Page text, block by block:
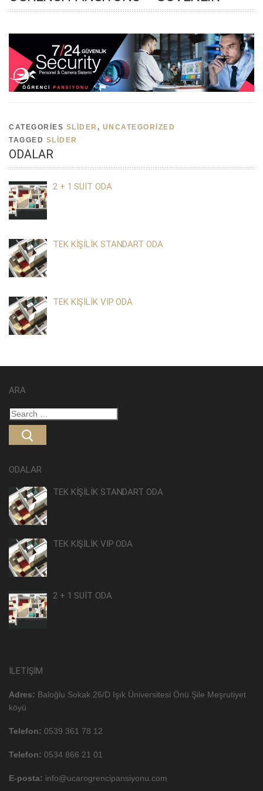
CATEGORIES SLIDER , UNCATEGORIZED
TAGGED SLIDER
ODALAR
2 + 1 SUİT ODA
TEK KİŞİLİK STANDART ODA
TEK KİŞİLİK VIP ODA
ARA
Search
for:
ODALAR
TEK KİŞİLİK STANDART ODA
TEK KİŞİLİK VIP ODA
2 + 1 SUİT ODA
İLETIŞIM
Adres: Baloğlu Sokak 26/D Işık Üniversitesi Önü Şile Meşrutiyet
köyü
Telefon: 0539 361 78 12
Telefon: 0534 866 21 01
E-posta: info@ucarogrencipansiyonu.com